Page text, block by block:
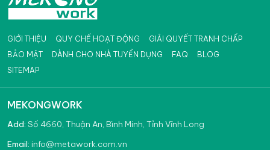
GIỚI THIỆU QUY CHẾ HOẠT ĐỘNG
GIẢI QUYẾT TRANH CHẤP
BẢO MẬT
DÀNH CHO NHÀ TUYỂN DỤNG FAQ
BLOG
SITEMAP
MEKONGWORK
Add: Số 4660, Thuận An, Bình Minh, Tỉnh Vĩnh Long
Email: info@metawork.com.vn